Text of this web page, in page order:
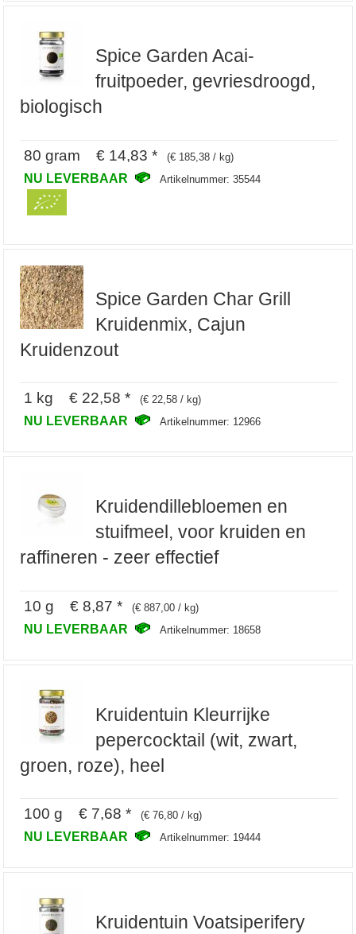
Spice Garden Acai-
fruitpoeder, gevriesdroogd,
biologisch
80 gram € 14,83 * (€ 185,38 / kg)
NU LEVERBAAR Artikelnummer: 35544
Spice Garden Char Grill
Kruidenmix, Cajun
Kruidenzout
1 kg € 22,58 * (€ 22,58 / kg)
NU LEVERBAAR Artikelnummer: 12966
Kruidendillebloemen en
stuifmeel, voor kruiden en
raffineren - zeer effectief
10 g € 8,87 * (€ 887,00 / kg)
NU LEVERBAAR Artikelnummer: 18658
Kruidentuin Kleurrijke
pepercocktail (wit, zwart,
groen, roze), heel
100 g € 7,68 * (€ 76,80 / kg)
NU LEVERBAAR Artikelnummer: 19444
Kruidentuin Voatsiperifery